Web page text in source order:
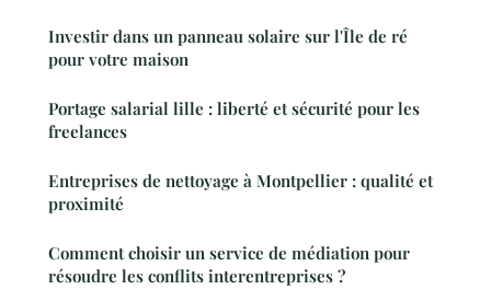
Investir dans un panneau solaire sur l'Île de ré
pour votre maison
Portage salarial lille : liberté et sécurité pour les
freelances
Entreprises de nettoyage à Montpellier : qualité et
proximité
Comment choisir un service de médiation pour
résoudre les conflits interentreprises ?